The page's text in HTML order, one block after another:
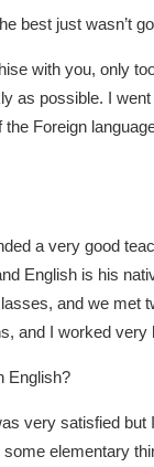
best just wasn’t
with you, only
as possible. I
Foreign
a very good
English is his
and we met
and I worked very
English?
very satisfied but I
elementary